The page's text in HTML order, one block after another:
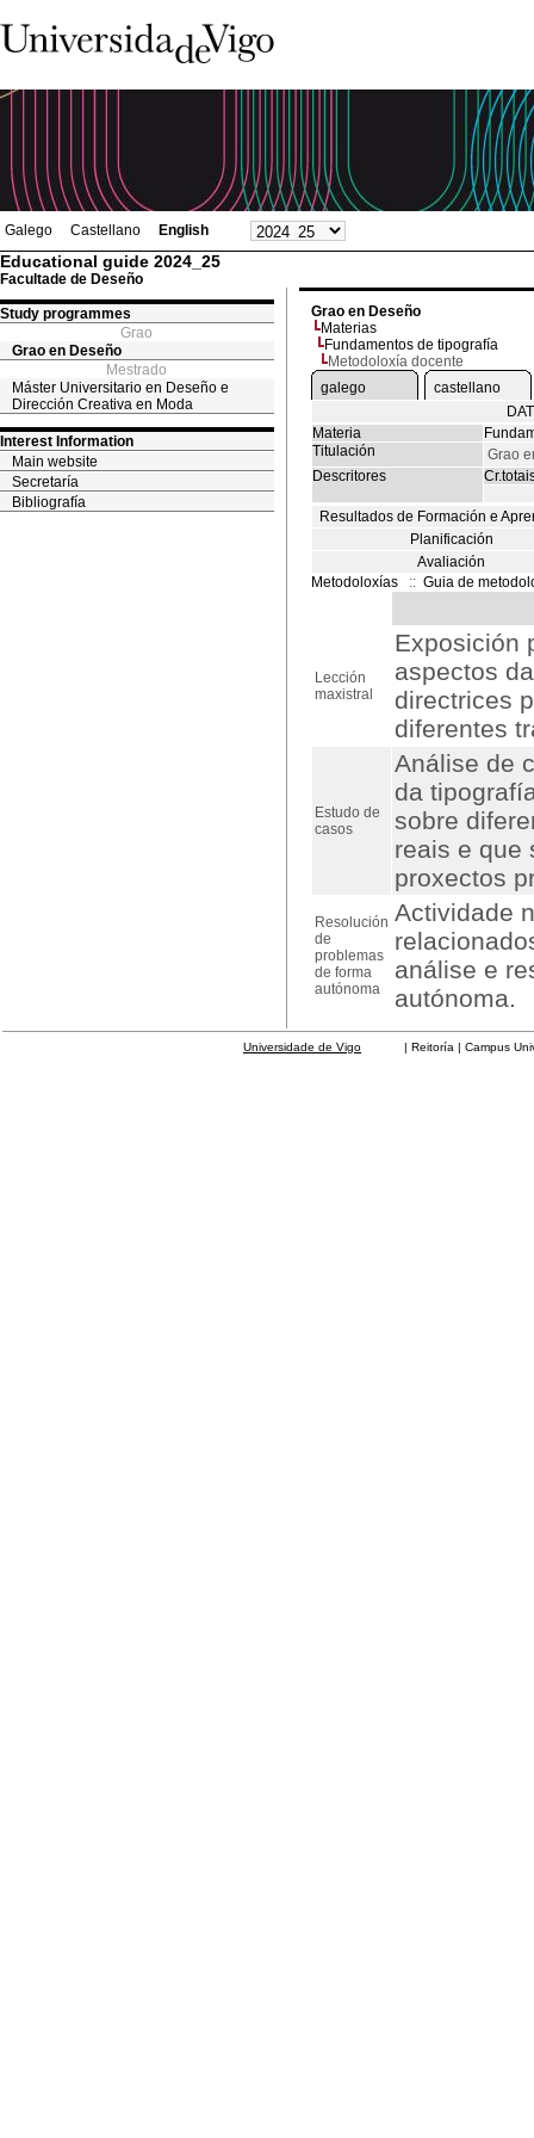
Galego Castellano English
Educational guide 2024_25
Facultade de Deseño
Study programmes
Grao
Grao en Deseño
Mestrado
Máster Universitario en Deseño e
Dirección Creativa en Moda
Interest Information
Main website
Secretaría
Bibliografía
Grao en Deseño
Materias
Fundamentos de tipografía
Metodoloxía docente
galego
castellano
Materia
Titulación
Grao
Descritores
Resultados de Formación e
Planificación
Avaliación
Metodoloxías
:: Guia de
Lección
maxistral
Exposición
aspectos
directrices
diferentes
Estudo de
casos
Análise de
da
sobre
reais e que
proxectos
Resolución
de
problemas
de forma
autónoma
Actividade
análise e
autónoma.
Universidade de Vigo | Reitoría | Campus